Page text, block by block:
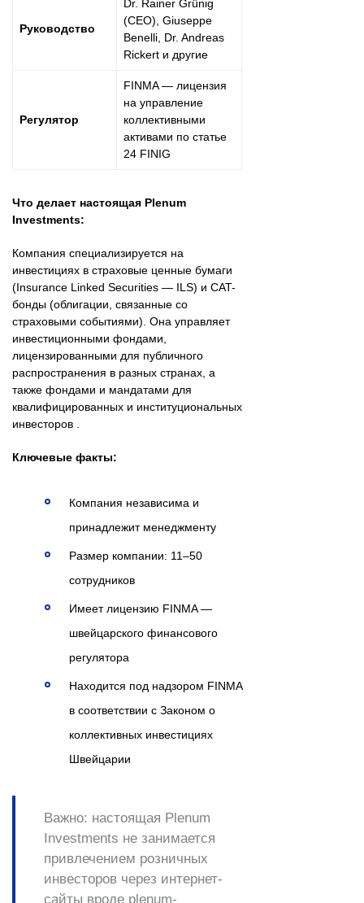
Руководство
Dr. Rainer Grünig
(CEO), Giuseppe
Benelli, Dr. Andreas
Rickert и другие
Регулятор
FINMA — лицензия
на управление
коллективными
активами по статье
24 FINIG
Что делает настоящая Plenum
Investments:
Компания специализируется на
инвестициях в страховые ценные бумаги
(Insurance Linked Securities — ILS) и CAT-
бонды (облигации, связанные со
страховыми событиями). Она управляет
инвестиционными фондами,
лицензированными для публичного
распространения в разных странах, а
также фондами и мандатами для
квалифицированных и институциональных
инвесторов .
Ключевые факты:
Компания независима и
принадлежит менеджменту
Размер компании: 11–50
сотрудников
Имеет лицензию FINMA —
швейцарского финансового
регулятора
Находится под надзором FINMA
в соответствии с Законом о
коллективных инвестициях
Швейцарии
Важно: настоящая Plenum
Investments не занимается
привлечением розничных
инвесторов через интернет-
сайты вроде plenum-